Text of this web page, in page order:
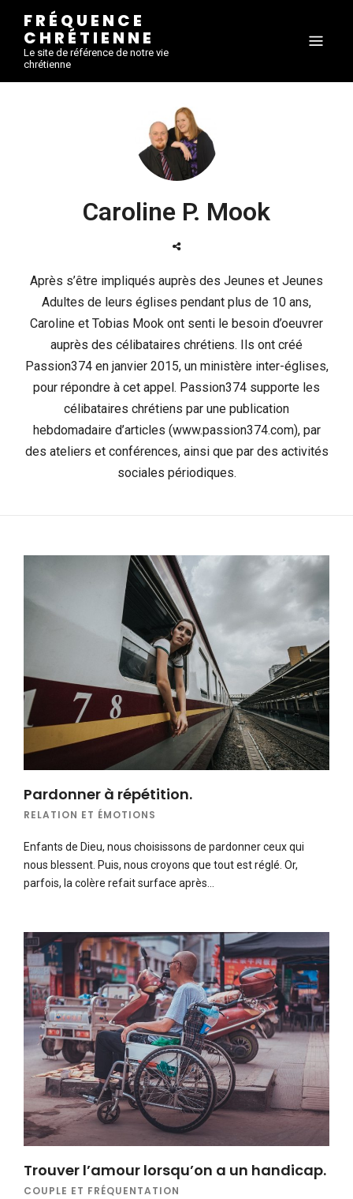
FRÉQUENCE
CHRÉTIENNE
Le site de référence de notre vie
chrétienne
Caroline P. Mook
Après s’être impliqués auprès des Jeunes et Jeunes
Adultes de leurs églises pendant plus de 10 ans,
Caroline et Tobias Mook ont senti le besoin d’oeuvrer
auprès des célibataires chrétiens. Ils ont créé
Passion374 en janvier 2015, un ministère inter-églises,
pour répondre à cet appel. Passion374 supporte les
célibataires chrétiens par une publication
hebdomadaire d’articles (www.passion374.com), par
des ateliers et conférences, ainsi que par des activités
sociales périodiques.
Pardonner à répétition.
RELATION ET ÉMOTIONS
Enfants de Dieu, nous choisissons de pardonner ceux qui
nous blessent. Puis, nous croyons que tout est réglé. Or,
parfois, la colère refait surface après…
Trouver l’amour lorsqu’on a un handicap.
COUPLE ET FRÉQUENTATION